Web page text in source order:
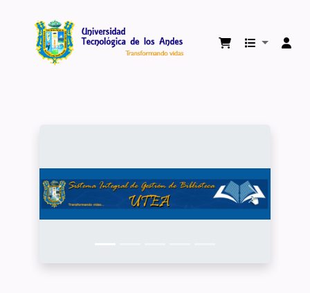
Biblioteca Virtual Universidad Tecnológica